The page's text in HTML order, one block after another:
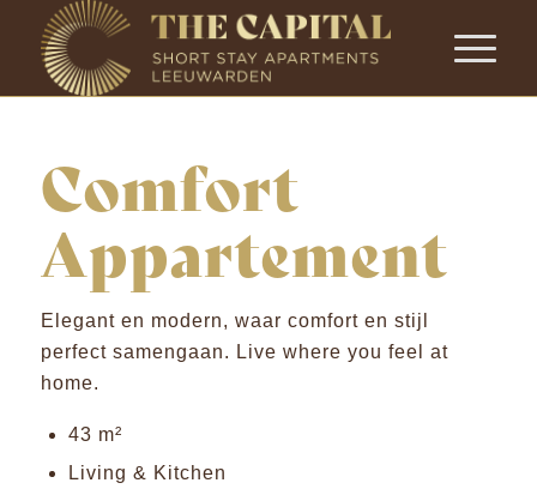
Comfort
Appartement
Elegant en modern, waar comfort en stijl
perfect samengaan. Live where you feel at
home.
43 m²
Living & Kitchen